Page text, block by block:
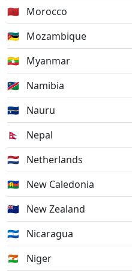
🇲🇦 Morocco
🇲🇿 Mozambique
🇲🇲 Myanmar
🇳🇦 Namibia
🇳🇷 Nauru
🇳🇵
Nepal
🇳🇱 Netherlands
🇳🇨 New Caledonia
🇳🇿 New Zealand
🇳🇮 Nicaragua
🇳🇪
Niger